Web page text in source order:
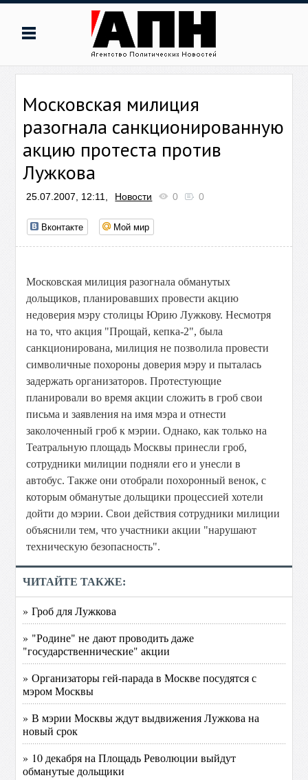
Московская милиция
разогнала санкционированную
акцию протеста против
Лужкова
25.07.2007, 12:11, Новости 0 0
Вконтакте Мой мир
Московская милиция разогнала обманутых
дольщиков, планировавших провести акцию
недоверия мэру столицы Юрию Лужкову. Несмотря
на то, что акция "Прощай, кепка-2", была
санкционирована, милиция не позволила провести
символичные похороны доверия мэру и пыталась
задержать организаторов. Протестующие
планировали во время акции сложить в гроб свои
письма и заявления на имя мэра и отнести
заколоченный гроб к мэрии. Однако, как только на
Театральную площадь Москвы принесли гроб,
сотрудники милиции подняли его и унесли в
автобус. Также они отобрали похоронный венок, с
которым обманутые дольщики процессией хотели
дойти до мэрии. Свои действия сотрудники милиции
объяснили тем, что участники акции "нарушают
техническую безопасность".
ЧИТАЙТЕ ТАКЖЕ:
» Гроб для Лужкова
» "Родине" не дают проводить даже
"государственнические" акции
» Организаторы гей-парада в Москве посудятся с
мэром Москвы
» В мэрии Москвы ждут выдвижения Лужкова на
новый срок
» 10 декабря на Площадь Революции выйдут
обманутые дольщики